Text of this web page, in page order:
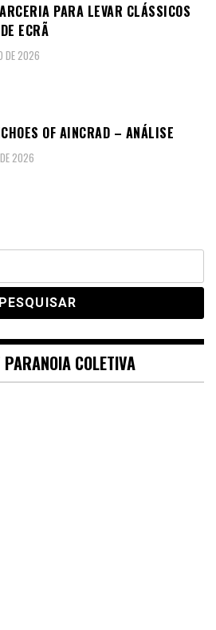
PARA LEVAR CLÁSSICOS
ECRÃ
DE 2026
OF AINCRAD – ANÁLISE
2026
COLETIVA